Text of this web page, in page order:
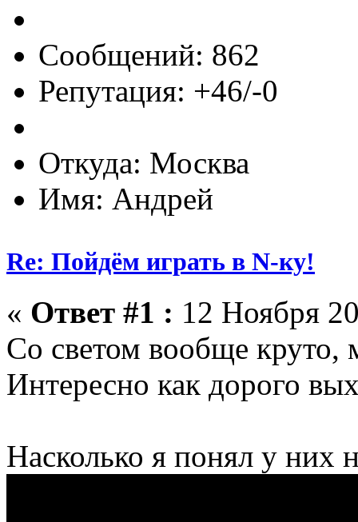
Сообщений: 862
Репутация: +46/-0
Откуда: Москва
Имя: Андрей
Re: Пойдём играть в N-ку!
« Ответ #1 : 12 Ноября
Со светом вообще круто,
Интересно как дорого
Насколько я понял у них